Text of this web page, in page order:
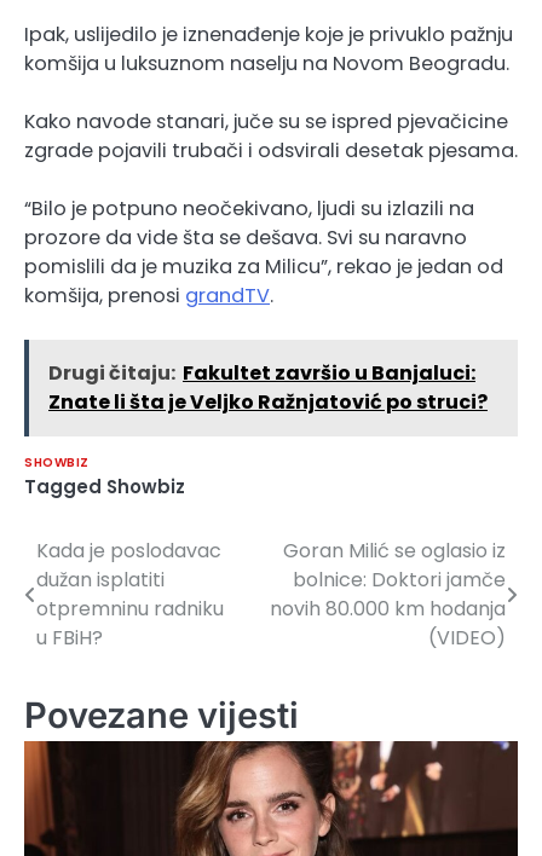
Ipak, uslijedilo je iznenađenje koje je privuklo pažnju
komšija u luksuznom naselju na Novom Beogradu.
Kako navode stanari, juče su se ispred pjevačicine
zgrade pojavili trubači i odsvirali desetak pjesama.
“Bilo je potpuno neočekivano, ljudi su izlazili na
prozore da vide šta se dešava. Svi su naravno
pomislili da je muzika za Milicu”, rekao je jedan od
komšija, prenosi grandTV.
Drugi čitaju: Fakultet završio u Banjaluci:
Znate li šta je Veljko Ražnjatović po struci?
SHOWBIZ
Tagged Showbiz
Navigacija
članaka
Kada je poslodavac
dužan isplatiti
otpremninu radniku
u FBiH?
Goran Milić se oglasio iz
bolnice: Doktori jamče
novih 80.000 km hodanja
(VIDEO)
Povezane vijesti